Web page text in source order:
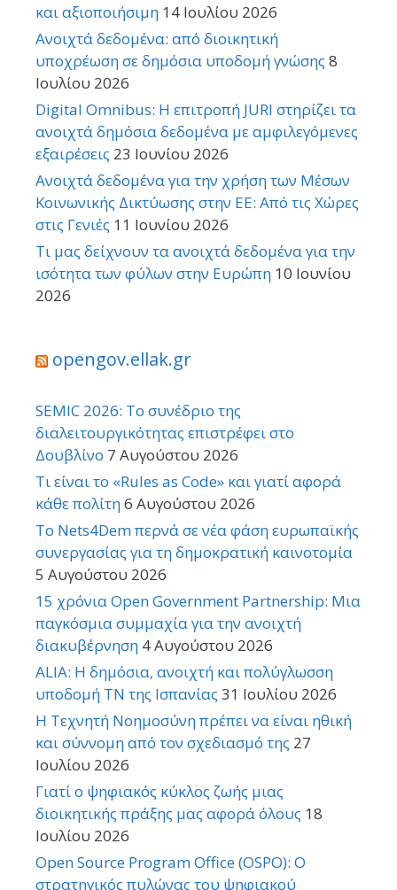
και αξιοποιήσιμη 14 Ιουλίου 2026
Ανοιχτά δεδομένα: από διοικητική
υποχρέωση σε δημόσια υποδομή γνώσης 8
Ιουλίου 2026
Digital Omnibus: Η επιτροπή JURI στηρίζει τα
ανοιχτά δημόσια δεδομένα με αμφιλεγόμενες
εξαιρέσεις 23 Ιουνίου 2026
Ανοιχτά δεδομένα για την χρήση των Μέσων
Κοινωνικής Δικτύωσης στην ΕΕ: Από τις Χώρες
στις Γενιές 11 Ιουνίου 2026
Τι μας δείχνουν τα ανοιχτά δεδομένα για την
ισότητα των φύλων στην Ευρώπη 10 Ιουνίου
2026
opengov.ellak.gr
SEMIC 2026: Το συνέδριο της
διαλειτουργικότητας επιστρέφει στο
Δουβλίνο 7 Αυγούστου 2026
Τι είναι το «Rules as Code» και γιατί αφορά
κάθε πολίτη6 Αυγούστου 2026
Το Nets4Dem περνά σε νέα φάση ευρωπαϊκής
συνεργασίας για τη δημοκρατική καινοτομία
5 Αυγούστου 2026
15 χρόνια Open Government Partnership: Μια
παγκόσμια συμμαχία για την ανοιχτή
διακυβέρνηση 4 Αυγούστου 2026
ALIA: Η δημόσια, ανοιχτή και πολύγλωσση
υποδομή ΤΝ της Ισπανίας 31 Ιουλίου 2026
Η Τεχνητή Νοημοσύνη πρέπει να είναι ηθική
και σύννομη από τον σχεδιασμό της 27
Ιουλίου 2026
Γιατί ο ψηφιακός κύκλος ζωής μιας
διοικητικής πράξης μας αφορά όλους 18
Ιουλίου 2026
Open Source Program Office (OSPO): Ο
στρατηγικός πυλώνας του ψηφιακού